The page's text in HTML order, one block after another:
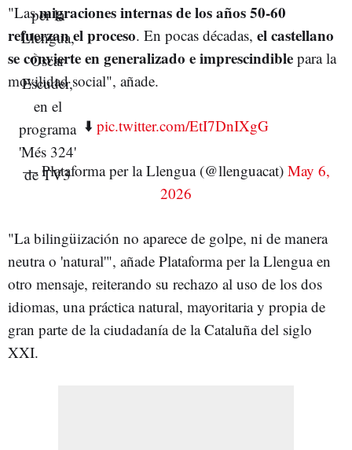
"Lasmigraciones internas de los años 50-60
refuerzan el proceso. En pocas décadas, el castellano
se convierte en generalizado e imprescindible para la
movilidad social", añade.
⬇️ pic.twitter.com/EtI7DnIXgG
— Plataforma per la Llengua (@llenguacat) May 6,
2026
"La bilingüización no aparece de golpe, ni de manera
neutra o 'natural'", añade Plataforma per la Llengua en
otro mensaje, reiterando su rechazo al uso de los dos
idiomas, una práctica natural, mayoritaria y propia de
gran parte de la ciudadanía de la Cataluña del siglo
XXI.